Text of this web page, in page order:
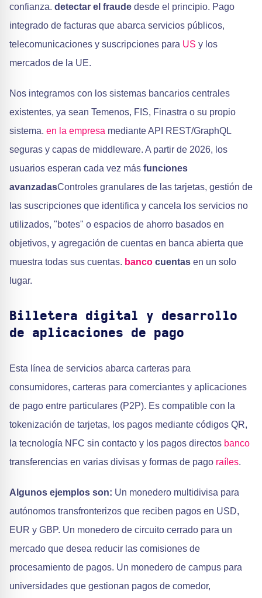
confianza. detectar el fraude desde el principio. Pago
integrado de facturas que abarca servicios públicos,
telecomunicaciones y suscripciones para US y los
mercados de la UE.
Nos integramos con los sistemas bancarios centrales
existentes, ya sean Temenos, FIS, Finastra o su propio
sistema. en la empresa mediante API REST/GraphQL
seguras y capas de middleware. A partir de 2026, los
usuarios esperan cada vez más funciones
avanzadasControles granulares de las tarjetas, gestión de
las suscripciones que identifica y cancela los servicios no
utilizados, "botes" o espacios de ahorro basados en
objetivos, y agregación de cuentas en banca abierta que
muestra todas sus cuentas. banco cuentas en un solo
lugar.
Billetera digital y desarrollo
de aplicaciones de pago
Esta línea de servicios abarca carteras para
consumidores, carteras para comerciantes y aplicaciones
de pago entre particulares (P2P). Es compatible con la
tokenización de tarjetas, los pagos mediante códigos QR,
la tecnología NFC sin contacto y los pagos directos banco
transferencias en varias divisas y formas de pago raíles.
Algunos ejemplos son: Un monedero multidivisa para
autónomos transfronterizos que reciben pagos en USD,
EUR y GBP. Un monedero de circuito cerrado para un
mercado que desea reducir las comisiones de
procesamiento de pagos. Un monedero de campus para
universidades que gestionan pagos de comedor,